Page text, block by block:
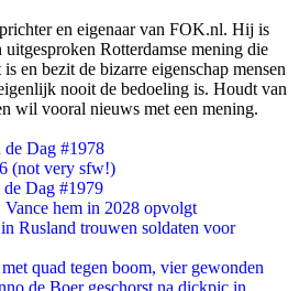
en eigenaar van FOK.nl. Hij is
uitgesproken Rotterdamse mening die
en bezit de bizarre eigenschap mensen
nooit de bedoeling is. Houdt van
wil vooral nieuws met een mening.
de Dag #1978
(not very sfw!)
Dag #1979
hem in 2028 opvolgt
Rusland trouwen soldaten voor
quad tegen boom, vier gewonden
de Boer geschorst na dickpic in